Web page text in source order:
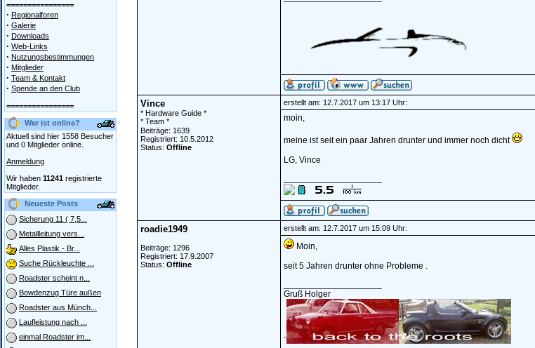
================
· Regionalforen
· Galerie
· Downloads
· Web-Links
· Nutzungsbestimmungen
· Mitglieder
· Team & Kontakt
· Spende an den Club
================
Wer ist online?
Aktuell sind hier 1558 Besucher
und 0 Mitglieder online.
Anmeldung
Wir haben 11241 registrierte
Mitglieder.
Neueste Posts
Sicherung 11 ( 7,5...
Metallleitung vers...
Alles Plastik - Br...
Suche Rückleuchte ...
Roadster scheint n...
Bowdenzug Türe außen
Roadster aus Münch...
Laufleistung nach ...
einmal Roadster im...
Vince
* Hardware Guide *
* Team *
Beiträge: 1639
Registriert: 10.5.2012
Status: Offline
erstellt am: 12.7.2017 um 13:17 Uhr:
moin,
meine ist seit ein paar Jahren drunter und immer noch dicht
LG, Vince
roadie1949
Beiträge: 1296
Registriert: 17.9.2007
Status: Offline
erstellt am: 12.7.2017 um 15:09 Uhr:
Moin,
seit 5 Jahren drunter ohne Probleme .
Gruß Holger
´